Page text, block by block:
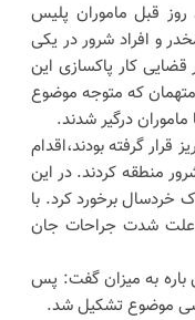
روز قبل ماموران پلیس
و افراد شرور در یکی
کار پاکسازی این
که متوجه موضوع
ماموران درگیر شدند.
قرار گرفته بودند،اقدام
منطقه کردند. در این
خردسال برخورد کرد. با
علت شدت جراحات جان
به میزان گفت: پس
موضوع تشکیل شد.